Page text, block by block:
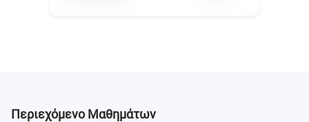
Περιεχόμενο Μαθημάτων